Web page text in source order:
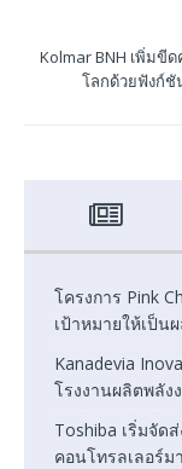
Kolmar BNH เพิ่มขี
โลกด้วยฟังก์ชั
โครงการ Pink
เป้าหมายให้เป็
Kanadevia
โรงงานผลิตพลัง
Toshiba เริ่มจัด
คอนโทรลเลอร์